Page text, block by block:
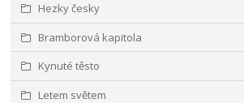
Hezky česky
Bramborová kapitola
Kynuté těsto
Letem světem